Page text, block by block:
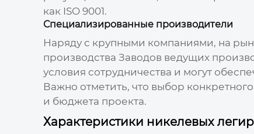
как ISO 9001.
Специализированные производители
Наряду с крупными компаниями, на
производства Заводов ведущих
условия сотрудничества и могут
Важно отметить, что выбор
и бюджета проекта.
Характеристики никелевых